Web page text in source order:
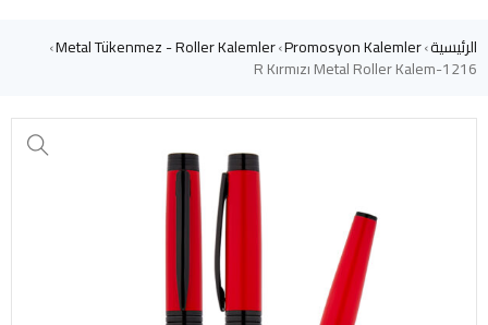
الرئيسية›
Promosyon Kalemler
›
Metal Tükenmez - Roller Kalemler
›
1216-R Kırmızı Metal Roller Kalem